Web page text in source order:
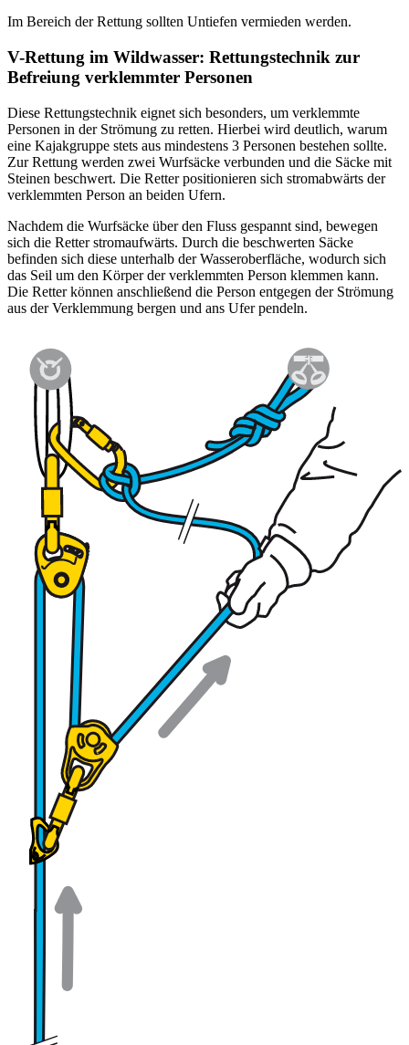
Im Bereich der Rettung sollten Untiefen vermieden werden.
V-Rettung im Wildwasser: Rettungstechnik zur
Befreiung verklemmter Personen
Diese Rettungstechnik eignet sich besonders, um verklemmte
Personen in der Strömung zu retten. Hierbei wird deutlich, warum
eine Kajakgruppe stets aus mindestens 3 Personen bestehen sollte.
Zur Rettung werden zwei Wurfsäcke verbunden und die Säcke mit
Steinen beschwert. Die Retter positionieren sich stromabwärts der
verklemmten Person an beiden Ufern.
Nachdem die Wurfsäcke über den Fluss gespannt sind, bewegen
sich die Retter stromaufwärts. Durch die beschwerten Säcke
befinden sich diese unterhalb der Wasseroberfläche, wodurch sich
das Seil um den Körper der verklemmten Person klemmen kann.
Die Retter können anschließend die Person entgegen der Strömung
aus der Verklemmung bergen und ans Ufer pendeln.